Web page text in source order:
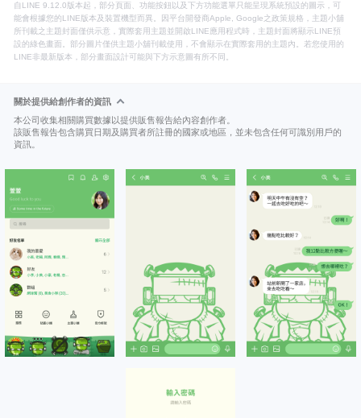
自LINE 9.12.0版本起，部分頁面、功能按鈕以及下方功能選單只能呈現系統預設的圖示，可
能會根據您的LINE版本及裝置機型而異。因平台開發商Apple, Google之政策規格，主題小舖
所刊載之主題封面僅供示意，實際套用主題並開啟LINE應用程式時，主題封面將顯示LINE預
設的綠色畫面。部分圖片僅供主題小舖刊載使用，不會顯示在實際套用的主題內。若您使用的
LINE非最新版本，部分畫面設計可能與下方示意圖有所不同。
關於提供給創作者的資訊
本公司收集相關購買數據以提供販售報告給內容創作者。
該販售報告包含購買日期及購買者所註冊的國家或地區，並未包含任何可識別用戶的
資訊。